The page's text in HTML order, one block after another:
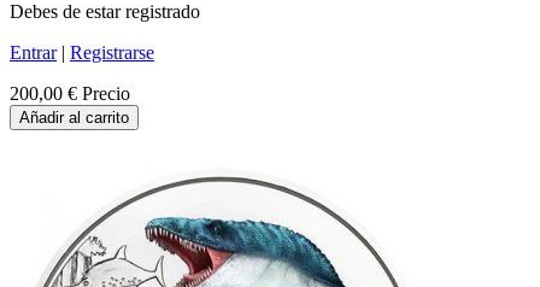
Debes de estar registrado
Entrar| Registrarse
200,00 € Precio
Añadir al carrito